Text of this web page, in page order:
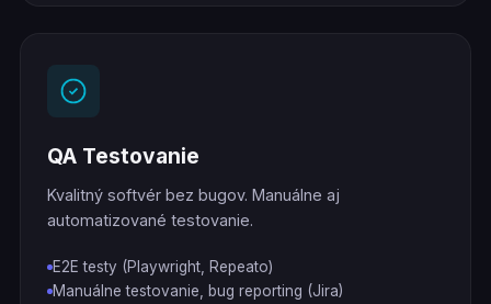
QA Testovanie
Kvalitný softvér bez bugov. Manuálne aj
automatizované testovanie.
E2E testy (Playwright, Repeato)
Manuálne testovanie, bug reporting (Jira)